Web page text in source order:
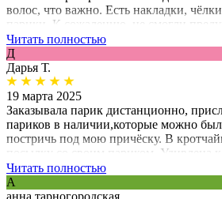
волос, что важно. Есть накладки,
парики. К сожалению, не смогли
накладка через неделю не скроет
раз ехать за париком,уже полноенным.
Читать полностью
Д
Дарья Т.
19 марта 2025
Заказывала парик дистанционно,
париков в наличии,которые можно
постричь под мою причёску. В
посылку со своим париком. Удивлена
индивидуальному подходу к клиенту,
размеру, покрасили точь-в-точь как
никто не заметил что я потеряла
Читать полностью
А